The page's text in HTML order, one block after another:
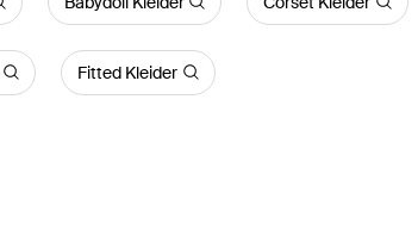
Fitted Kleider